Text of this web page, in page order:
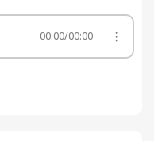
00:00/00:00